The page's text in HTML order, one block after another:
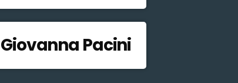
Giovanna Pacini